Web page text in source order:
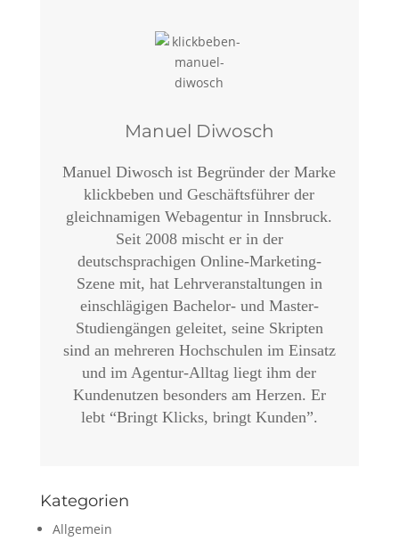
Manuel Diwosch
Manuel Diwosch ist Begründer der Marke
klickbeben und Geschäftsführer der
gleichnamigen Webagentur in Innsbruck.
Seit 2008 mischt er in der
deutschsprachigen Online-Marketing-
Szene mit, hat Lehrveranstaltungen in
einschlägigen Bachelor- und Master-
Studiengängen geleitet, seine Skripten
sind an mehreren Hochschulen im Einsatz
und im Agentur-Alltag liegt ihm der
Kundenutzen besonders am Herzen. Er
lebt “Bringt Klicks, bringt Kunden”.
Kategorien
Allgemein